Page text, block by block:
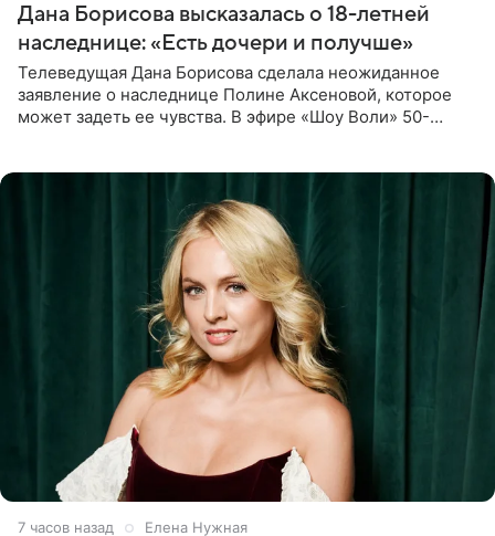
Дана Борисова высказалась о 18-летней
наследнице: «Есть дочери и получше»
Телеведущая Дана Борисова сделала неожиданное
заявление о наследнице Полине Аксеновой, которое
может задеть ее чувства. В эфире «Шоу Воли» 50-
7 часов назад Елена Нужная